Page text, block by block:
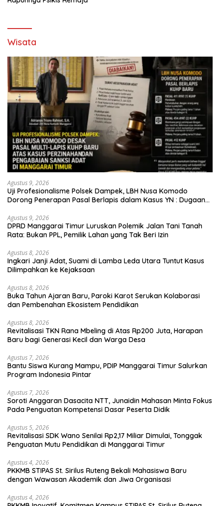
Wisata
Agustus 9, 2026
Uji Profesionalisme Polsek Dampek, LBH Nusa Komodo
Dorong Penerapan Pasal Berlapis dalam Kasus YN : Dugaan
Agustus 9, 2026
DPRD Manggarai Timur Luruskan Polemik Jalan Tani Tanah
Rata: Bukan PPL, Pemilik Lahan yang Tak Beri Izin
Agustus 8, 2026
Ingkari Janji Adat, Suami di Lamba Leda Utara Tuntut Kasus
Dilimpahkan ke Kejaksaan
Agustus 8, 2026
Buka Tahun Ajaran Baru, Paroki Karot Serukan Kolaborasi
dan Pembenahan Ekosistem Pendidikan
Agustus 8, 2026
Revitalisasi TKN Rana Mbeling di Atas Rp200 Juta, Harapan
Baru bagi Generasi Kecil dan Warga Desa
Agustus 7, 2026
Bantu Siswa Kurang Mampu, PDIP Manggarai Timur Salurkan
Program Indonesia Pintar
Agustus 7, 2026
Soroti Anggaran Dasacita NTT, Junaidin Mahasan Minta Fokus
Pada Penguatan Kompetensi Dasar Peserta Didik
Agustus 5, 2026
Revitalisasi SDK Wano Senilai Rp2,17 Miliar Dimulai, Tonggak
Penguatan Mutu Pendidikan di Manggarai Timur
Agustus 4, 2026
PKKMB STIPAS St. Sirilus Ruteng Bekali Mahasiswa Baru
dengan Wawasan Akademik dan Jiwa Organisasi
Agustus 4, 2026